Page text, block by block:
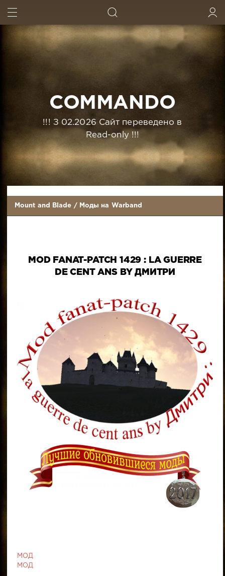
COMMANDO
!!! З 02.2026 Сайт переведено в
Read-only !!!
Mount and Blade / Моды на Warband
MOD FANAT-PATCH 1429 : LA GUERRE
DE CENT ANS BY ДМИТРИ
МОД
МОД